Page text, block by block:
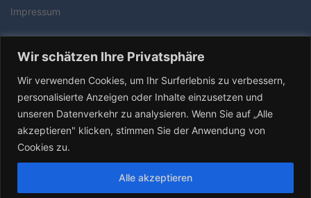
Wir schätzen Ihre Privatsphäre
Wir verwenden Cookies, um Ihr Surferlebnis zu verbessern,
personalisierte Anzeigen oder Inhalte einzusetzen und
unseren Datenverkehr zu analysieren. Wenn Sie auf „Alle
akzeptieren" klicken, stimmen Sie der Anwendung von
Cookies zu.
Alle akzeptieren
Impressum